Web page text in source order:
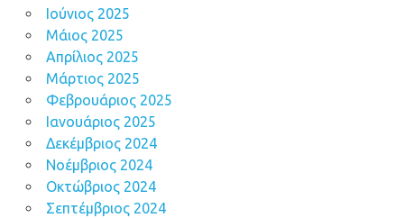
Ιούνιος 2025
Μάιος 2025
Απρίλιος 2025
Μάρτιος 2025
Φεβρουάριος 2025
Ιανουάριος 2025
Δεκέμβριος 2024
Νοέμβριος 2024
Οκτώβριος 2024
Σεπτέμβριος 2024